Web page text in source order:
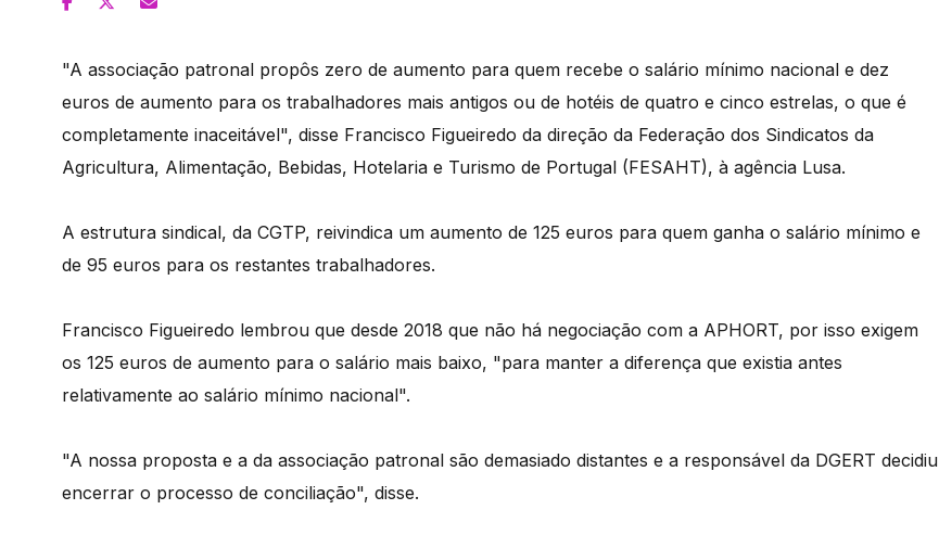
"A associação patronal propôs zero de aumento para quem recebe o salário mínimo nacional e dez
euros de aumento para os trabalhadores mais antigos ou de hotéis de quatro e cinco estrelas, o que é
completamente inaceitável", disse Francisco Figueiredo da direção da Federação dos Sindicatos da
Agricultura, Alimentação, Bebidas, Hotelaria e Turismo de Portugal (FESAHT), à agência Lusa.
A estrutura sindical, da CGTP, reivindica um aumento de 125 euros para quem ganha o salário mínimo e
de 95 euros para os restantes trabalhadores.
Francisco Figueiredo lembrou que desde 2018 que não há negociação com a APHORT, por isso exigem
os 125 euros de aumento para o salário mais baixo, "para manter a diferença que existia antes
relativamente ao salário mínimo nacional".
"A nossa proposta e a da associação patronal são demasiado distantes e a responsável da DGERT decidiu
encerrar o processo de conciliação", disse.